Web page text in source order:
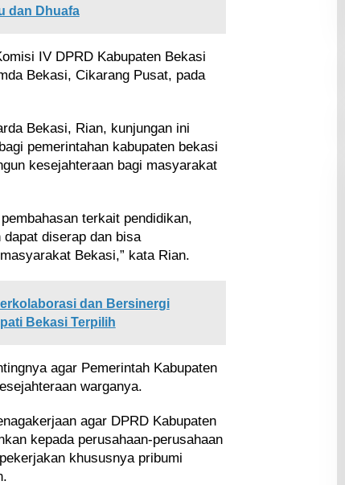
dan Dhuafa
IV DPRD Kabupaten Bekasi
Bekasi, Cikarang Pusat, pada
Bekasi, Rian, kunjungan ini
pemerintahan kabupaten bekasi
kesejahteraan bagi masyarakat
terkait pendidikan,
diserap dan bisa
Bekasi,” kata Rian.
dan Bersinergi
Bekasi Terpilih
agar Pemerintah Kabupaten
warganya.
agar DPRD Kabupaten
kepada perusahaan-perusahaan
khususnya pribumi